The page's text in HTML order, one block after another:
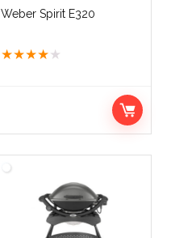
Weber Spirit E320
★★★★ ★